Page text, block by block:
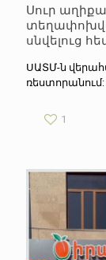
Սուր
սնվելուց
ՍԱՏՄ-ն
ռեստորանում:
1